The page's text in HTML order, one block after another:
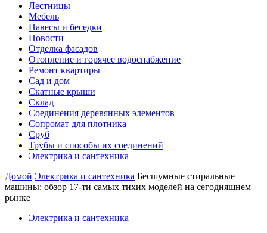
Лестницы
Мебель
Навесы и беседки
Новости
Отделка фасадов
Отопление и горячее водоснабжение
Ремонт квартиры
Сад и дом
Скатные крыши
Склад
Соединения деревянных элементов
Сопромат для плотника
Сруб
Трубы и способы их соединений
Электрика и сантехника
Домой Электрика и сантехника Бесшумные стиральные
машины: обзор 17-ти самых тихих моделей на сегодняшнем
рынке
Электрика и сантехника